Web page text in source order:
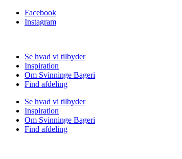
Facebook
Instagram
Se hvad vi tilbyder
Inspiration
Om Svinninge Bageri
Find afdeling
Se hvad vi tilbyder
Inspiration
Om Svinninge Bageri
Find afdeling